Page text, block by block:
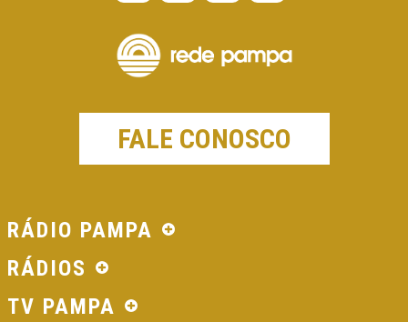
FALE CONOSCO
RÁDIO PAMPA
RÁDIOS
TV PAMPA